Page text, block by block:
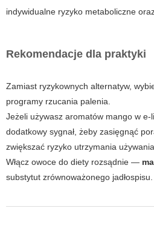
indywidualne ryzyko metaboliczne
Rekomendacje dla praktyki
Zamiast ryzykownych alternatyw,
programy rzucania palenia.
Jeżeli używasz aromatów mango w
dodatkowy sygnał, żeby zasięgnąć
zwiększać ryzyko utrzymania używania.
Włącz owoce do diety rozsądnie —
substytut zrównoważonego jadłospisu.